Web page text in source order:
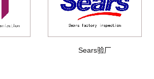
Sears验厂